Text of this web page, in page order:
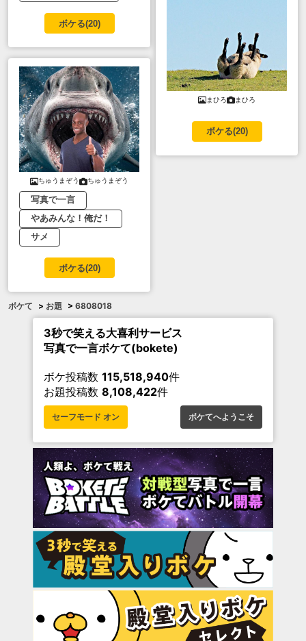
ボケる(20)
ちゅうまぞう ちゅうまぞう
写真で一言
やあみんな！俺だ！
サメ
ボケる(20)
まひろ まひろ
ボケる(20)
ボケて > お題 > 6808018
3秒で笑える大喜利サービス
写真で一言ボケて(bokete)
ボケ投稿数 115,518,940件
お題投稿数 8,108,422件
セーフモード オン ボケてへようこそ